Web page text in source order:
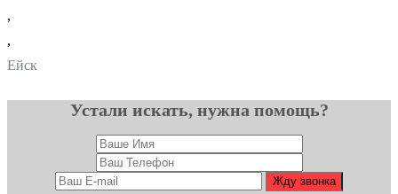
,
,
Ейск
Устали искать, нужна помощь?